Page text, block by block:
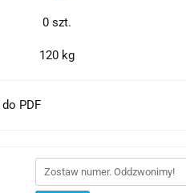
0 szt.
120 kg
PDF